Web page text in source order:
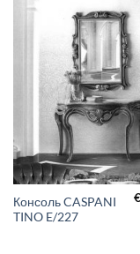
Консоль CASPANI
TINO E/227